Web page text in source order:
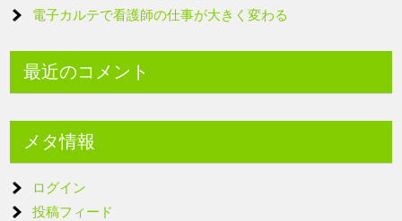
電子カルテで看護師の仕事が大きく変わる
最近のコメント
メタ情報
ログイン
投稿フィード